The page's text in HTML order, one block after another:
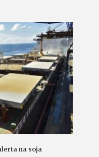
na soja